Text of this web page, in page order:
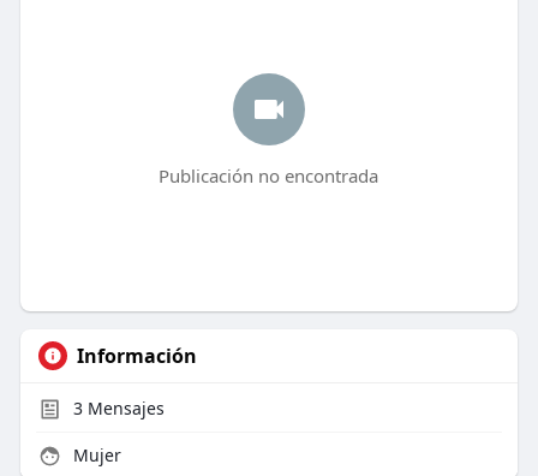
Publicación no encontrada
Información
3Mensajes
Mujer